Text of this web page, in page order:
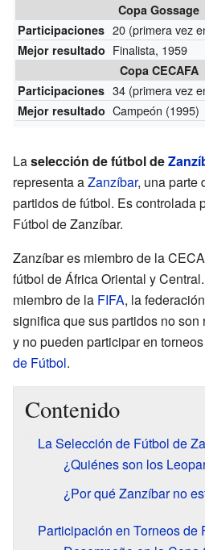
Copa Gossage
Participaciones 20 (primera vez
Mejor resultado Finalista, 1959
Copa CECAFA
Participaciones 34 (primera vez
Mejor resultado Campeón (1995)
Laselección de fútbol de
representa aZanzíbar, una parte
partidos de fútbol. Es controlada
Fútbol de Zanzíbar.
Zanzíbar es miembro de la
fútbol de África Oriental y
miembro de la FIFA, la
significa que sus partidos no
y no pueden participar en
de Fútbol.
Contenido
La Selección de Fútbol de
¿Quiénes son los
¿Por qué Zanzíbar no
Participación en Torneos de